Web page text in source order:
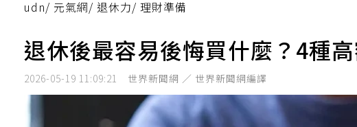
udn/ 元氣網/ 退休力/ 理財準備
退休後最容易後悔買什麼？4種
2026-05-19 11:09:21 世界新聞網 ／ 世界新聞網編譯